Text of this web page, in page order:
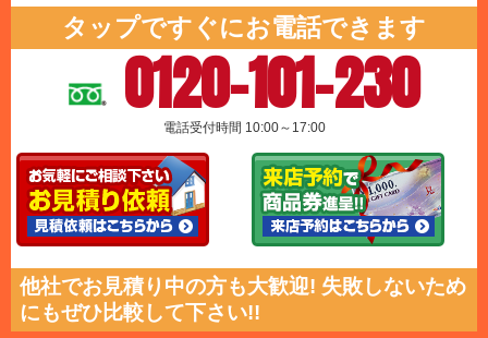
タップですぐにお電話できます
0120-101-230
電話受付時間 10:00～17:00
他社でお見積り中の方も大歓迎! 失敗しないため
にもぜひ比較して下さい!!